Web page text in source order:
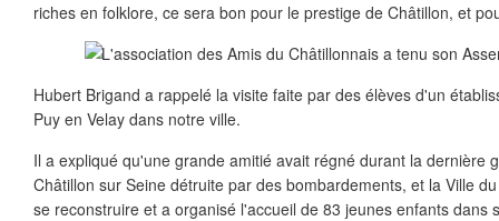
riches en folklore, ce sera bon pour le prestige de Châtillon, et
Hubert Brigand a rappelé la visite faite par des élèves d'un
Puy en Velay dans notre ville.
Il a expliqué qu'une grande amitié avait régné durant la dernière
Châtillon sur Seine détruite par des bombardements, et la Ville
se reconstruire et a organisé l'accueil de 83 jeunes enfants dans